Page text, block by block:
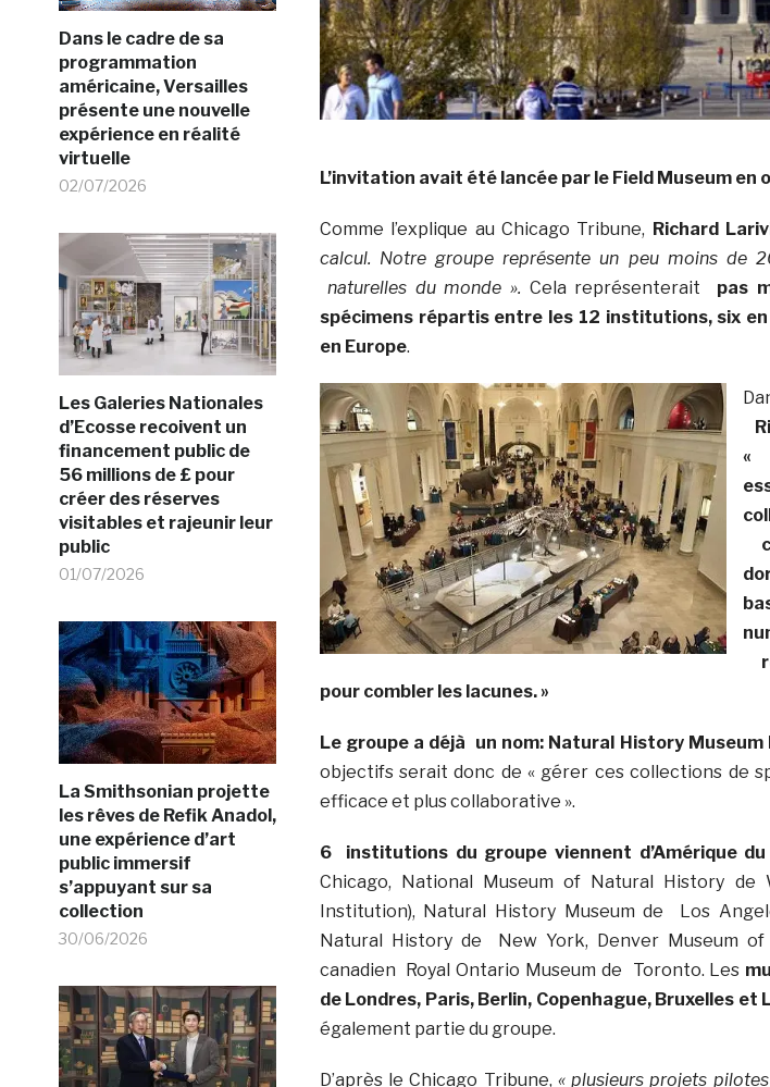
Dans le cadre de sa
programmation
américaine, Versailles
présente une nouvelle
expérience en réalité
virtuelle
02/07/2026
Les Galeries Nationales
d’Ecosse recoivent un
financement public de
56 millions de £ pour
créer des réserves
visitables et rajeunir leur
public
01/07/2026
La Smithsonian projette
les rêves de Refik Anadol,
une expérience d’art
public immersif
s’appuyant sur sa
collection
30/06/2026
L’invitation avait été lancée par le Field Museum en
Comme l’explique au Chicago Tribune, Richard
calcul. Notre groupe représente un peu moins de
naturelles du monde ». Cela représenterait pas
spécimens répartis entre les 12 institutions, six
en Europe.
«
pour combler les lacunes. »
Le groupe a déjà un nom: Natural History Museum
objectifs serait donc de « gérer ces collections de
efficace et plus collaborative ».
6 institutions du groupe viennent d’Amérique du
Chicago, National Museum of Natural History de
Institution), Natural History Museum de Los
Natural History de New York, Denver Museum
canadien Royal Ontario Museum de Toronto. Les
de Londres, Paris, Berlin, Copenhague, Bruxelles et
également partie du groupe.
D’après le Chicago Tribune, « plusieurs projets